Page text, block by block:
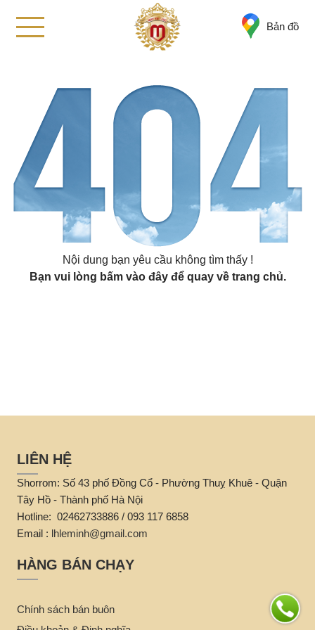
Bản đồ
Nội dung bạn yêu cầu không tìm thấy !
Bạn vui lòng bấm vào đâyđể quay về trang chủ.
LIÊN HỆ
Shorrom: Số 43 phố Đồng Cổ - Phường Thuỵ Khuê - Quận
Tây Hồ - Thành phố Hà Nội
Hotline: 02462733886 / 093 117 6858
Email : lhleminh@gmail.com
HÀNG BÁN CHẠY
Chính sách bán buôn